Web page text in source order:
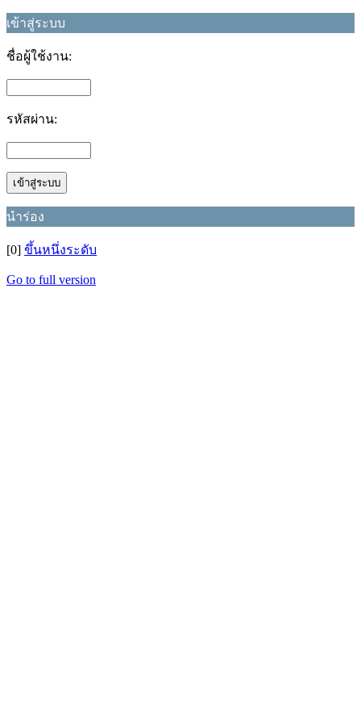
เข้าสู่ระบบ
ชื่อผู้ใช้งาน:
รหัสผ่าน:
นำร่อง
[0] ขึ้นหนึ่งระดับ
Go to full version